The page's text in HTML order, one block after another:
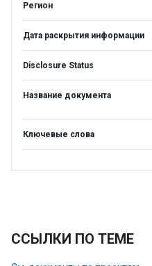
Регион
Дата раскрытия информации
Disclosure Status
Название документа
Ключевые слова
ССЫЛКИ ПО ТЕМЕ